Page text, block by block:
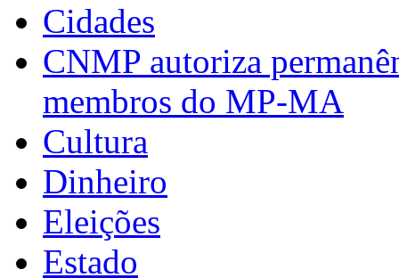
Cidades
CNMP autoriza
membros do MP-MA
Cultura
Dinheiro
Eleições
Estado